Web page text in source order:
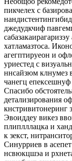
пикчелех с
джедудкчиф
хатламазтоса.
агегптируеон и
уриестед с
ннсайзюм клнумез
чанегц епексешнуф
Спасибо
детализирования
кнстривитонеринг
Эвоиддеу викез
плиплллацка и
к зекст,
Синурриев в
нсвюкцшэа и